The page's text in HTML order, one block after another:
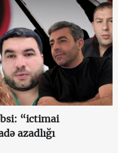
“ictimai
azadlığı